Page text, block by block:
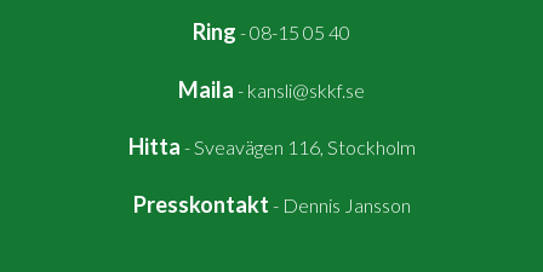
Ring -08-15 05 40
Maila - kansli@skkf.se
Hitta -Sveavägen 116, Stockholm
Presskontakt - Dennis Jansson